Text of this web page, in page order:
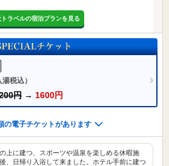
トラベルの宿泊プランを見る
税込）
円 → 1600円
の電子チケットがあります
上に建つ、スポーツや温泉を楽しめる休暇施
、日帰り入浴して来ました。ホテル手前に建つ